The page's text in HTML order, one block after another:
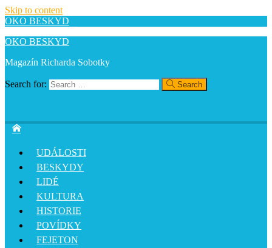
Skip to content
OKO BESKYD
OKO BESKYD
Magazín Richarda Sobotky
Search for: Search
UDÁLOSTI
BESKYDY
LIDÉ
KULTURA
HISTORIE
POVÍDKY
FEJETON